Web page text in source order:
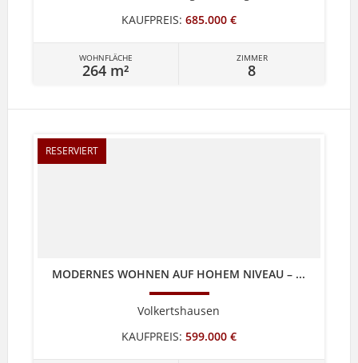
KAUFPREIS: 685.000 €
WOHNFLÄCHE
264 m²
ZIMMER
8
RESERVIERT
MODERNES WOHNEN AUF HOHEM NIVEAU – ...
Volkertshausen
KAUFPREIS: 599.000 €